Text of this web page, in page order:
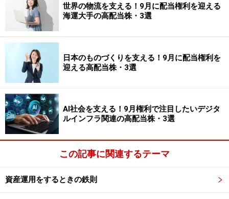
【編集部からのお知らせ】
・「家計」について、アンケート（2026/8/31まで）
中です！
※抽選で20名にAmazonギフト券1000円分プレゼント
※謝礼付きの限定アンケートやモニター企画に参加が可能に
なります
世界の物流を支える！9月に配当権利を迎える
海運大手の高配当株・3選
日本のものづくりを支える！9月に配当権利を
迎える高配当株・3選
AI社会を支える！9月権利で注目したいデジタ
ルインフラ関連の高配当株・3選
この記事に関連するテーマ
資産運用をするときの鉄則